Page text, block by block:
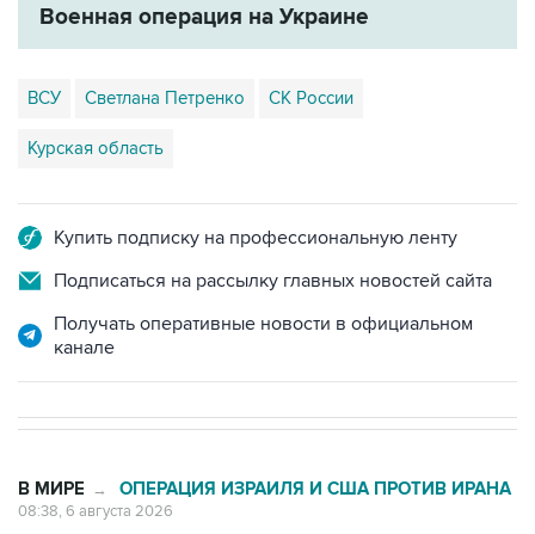
Военная операция на Украине
ВСУ Светлана Петренко СК России
Курская область
Купить подписку на профессиональную ленту
Подписаться на рассылку главных новостей сайта
Получать оперативные новости в официальном
канале
В МИРЕ → ОПЕРАЦИЯ ИЗРАИЛЯ И США ПРОТИВ ИРАНА
08:38, 6 августа 2026